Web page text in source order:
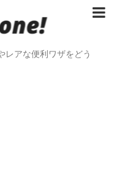
レアな便利ワザをどう